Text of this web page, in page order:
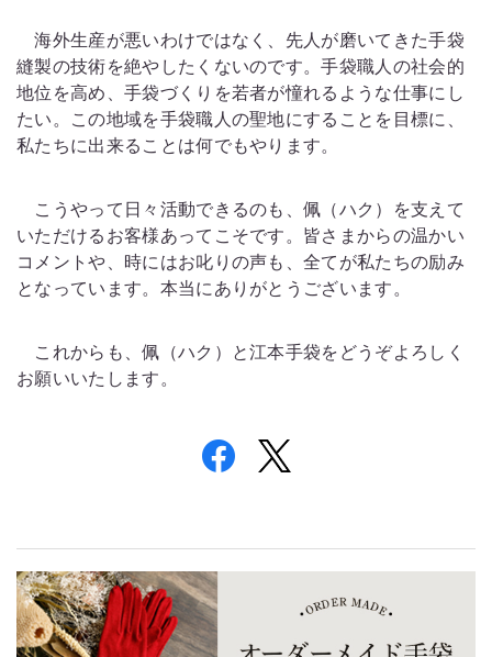
海外生産が悪いわけではなく、先人が磨いてきた手袋
縫製の技術を絶やしたくないのです。手袋職人の社会的
地位を高め、手袋づくりを若者が憧れるような仕事にし
たい。この地域を手袋職人の聖地にすることを目標に、
私たちに出来ることは何でもやります。
こうやって日々活動できるのも、佩（ハク）を支えて
いただけるお客様あってこそです。皆さまからの温かい
コメントや、時にはお叱りの声も、全てが私たちの励み
となっています。本当にありがとうございます。
これからも、佩（ハク）と江本手袋をどうぞよろしく
お願いいたします。